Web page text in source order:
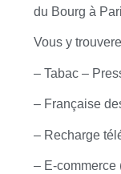
du Bourg à
Vous y
–Tabac –
– Française
– Recharge
– E-commerce